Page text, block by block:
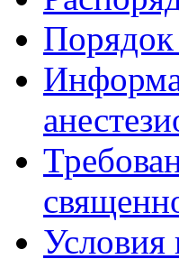
Порядок
Условия